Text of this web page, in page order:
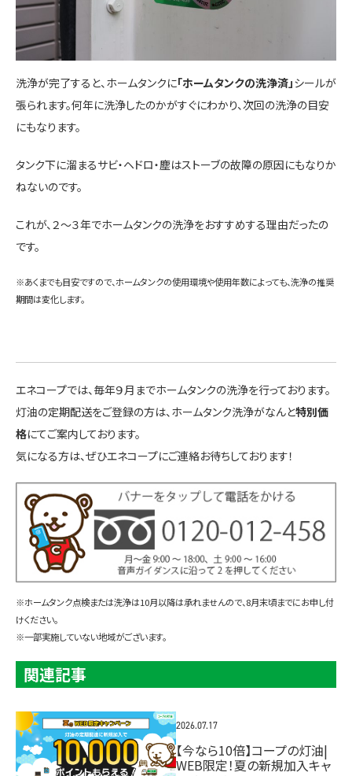
洗浄が完了すると、ホームタンクに「ホームタンクの洗浄済」シールが
張られます。何年に洗浄したのかがすぐにわかり、次回の洗浄の目安
にもなります。
タンク下に溜まるサビ・ヘドロ・塵はストーブの故障の原因にもなりか
ねないのです。
これが、２～３年でホームタンクの洗浄をおすすめする理由だったの
です。
※あくまでも目安ですので、ホームタンクの使用環境や使用年数によっても、洗浄の推奨
期間は変化します。
エネコープでは、毎年９月までホームタンクの洗浄を行っております。
灯油の定期配送をご登録の方は、ホームタンク洗浄がなんと特別価
格にてご案内しております。
気になる方は、ぜひエネコープにご連絡お待ちしております！
※ホームタンク点検または洗浄は10月以降は承れませんので、8月末頃までにお申し付
けください。
※一部実施していない地域がございます。
関連記事
2026.07.17
【今なら10倍】コープの灯油|
WEB限定！夏の新規加入キャ